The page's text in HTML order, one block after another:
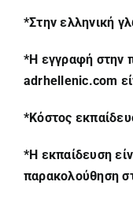
*Στην ελληνική
*Η εγγραφή στην
adrhellenic.com
*Κόστος
*Η εκπαίδευση
παρακολούθηση